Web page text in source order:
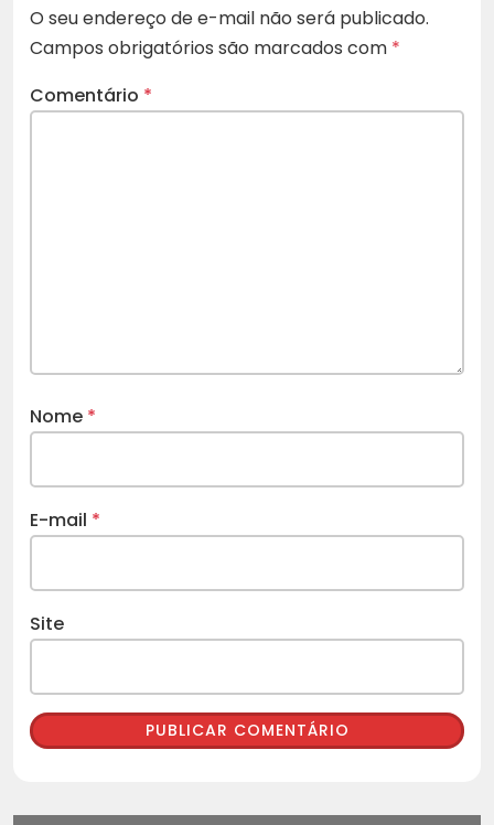
O seu endereço de e-mail não será publicado.
Campos obrigatórios são marcados com *
Comentário *
Nome *
E-mail *
Site